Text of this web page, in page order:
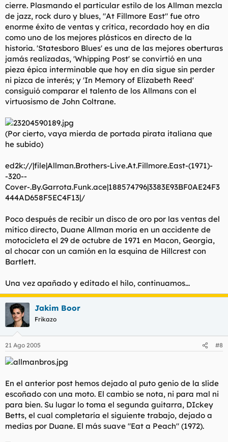
cierre. Plasmando el particular estilo de los Allman mezcla
de jazz, rock duro y blues, "At Fillmore East" fue otro
enorme éxito de ventas y crítica, recordado hoy en día
como uno de los mejores plásticos en directo de la
historia. 'Statesboro Blues' es una de las mejores oberturas
jamás realizadas, 'Whipping Post' se convirtió en una
pieza épica interminable que hoy en día sigue sin perder
ni pizca de interés; y 'In Memory of Elizabeth Reed'
consiguió comparar el talento de los Allmans con el
virtuosismo de John Coltrane.
(Por cierto, vaya mierda de portada pirata italiana que
he subido)
ed2k://|file|Allman.Brothers-Live.At.Fillmore.East-(1971)-
-320--
Cover-.By.Garrota.Funk.ace|188574796|3383E93BF0AE24F3
444AD658F5EC4F13|/
Poco después de recibir un disco de oro por las ventas del
mítico directo, Duane Allman moría en un accidente de
motocicleta el 29 de octubre de 1971 en Macon, Georgia,
al chocar con un camión en la esquina de Hillcrest con
Bartlett.
Una vez apañado y editado el hilo, continuamos...
Jakim Boor
Frikazo
21 Ago 2005 #8
En el anterior post hemos dejado al puto genio de la slide
escoñado con una moto. El cambio se nota, ni para mal ni
para bien. Su lugar lo toma el segunda guitarra, DIckey
Betts, el cual completaría el siguiente trabajo, dejado a
medias por Duane. El más suave "Eat a Peach" (1972).